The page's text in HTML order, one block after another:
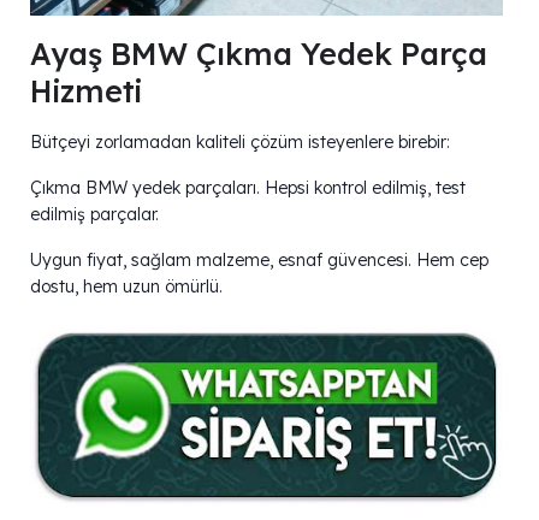
Ayaş BMW Çıkma Yedek Parça
Hizmeti
Bütçeyi zorlamadan kaliteli çözüm isteyenlere birebir:
Çıkma BMW yedek parçaları. Hepsi kontrol edilmiş, test
edilmiş parçalar.
Uygun fiyat, sağlam malzeme, esnaf güvencesi. Hem cep
dostu, hem uzun ömürlü.